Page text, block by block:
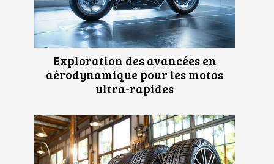
Exploration des avancées en
aérodynamique pour les motos
ultra-rapides